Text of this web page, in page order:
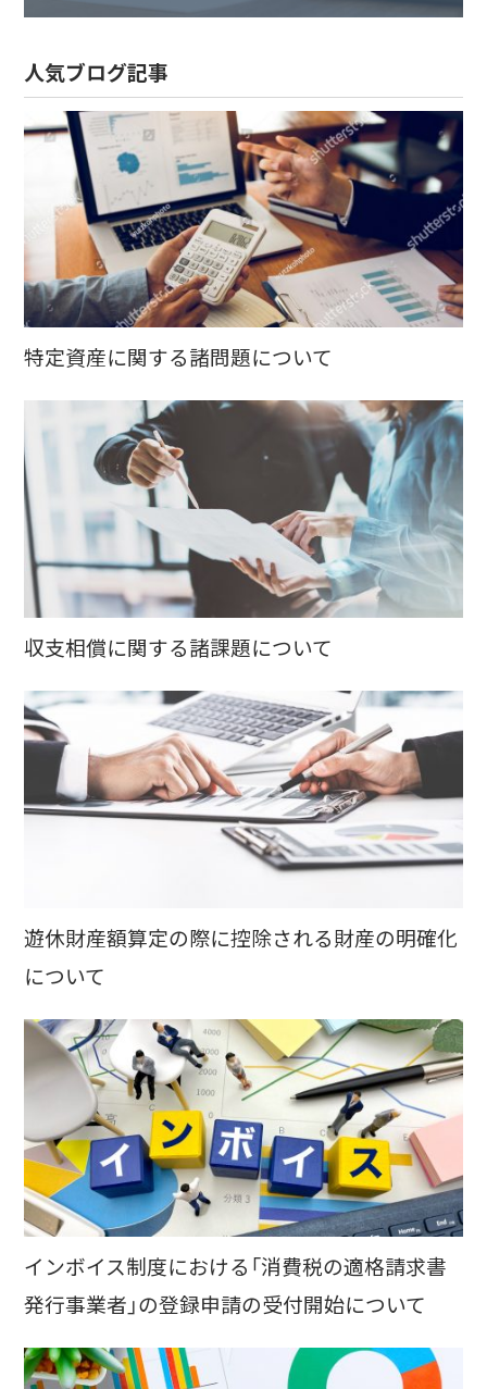
人気ブログ記事
特定資産に関する諸問題について
収支相償に関する諸課題について
遊休財産額算定の際に控除される財産の明確化
について
インボイス制度における「消費税の適格請求書
発行事業者」の登録申請の受付開始について